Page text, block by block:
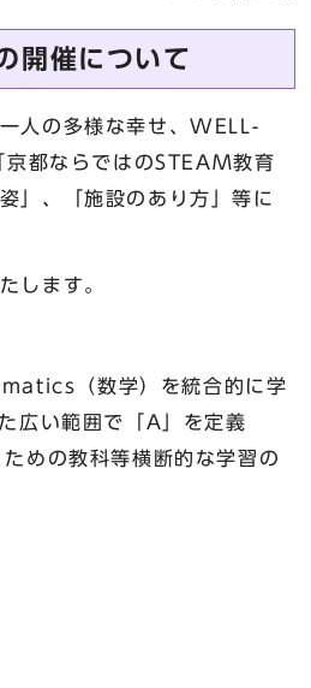
開催について
人の多様な幸せ、WELL-
都ならではのSTEAM教育
」、「施設のあり方」等に
します。
（数学）を統合的に学
広い範囲で「A」を定義
めの教科等横断的な学習の